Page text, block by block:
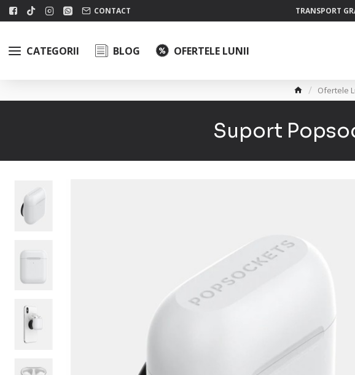
CONTACT TRANSPORT
CATEGORII BLOG OFERTELE LUNII
Ofertele
Suport